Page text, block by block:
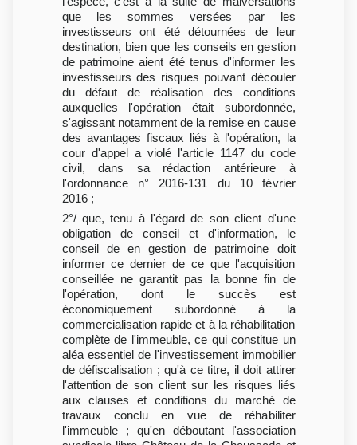
que les sommes versées par les
investisseurs ont été détournées de leur
destination, bien que les conseils en gestion
de patrimoine aient été tenus d'informer les
investisseurs des risques pouvant découler
du défaut de réalisation des conditions
auxquelles l'opération était subordonnée,
s'agissant notamment de la remise en cause
des avantages fiscaux liés à l'opération, la
cour d'appel a violé l'article 1147 du code
civil, dans sa rédaction antérieure à
l'ordonnance n° 2016-131 du 10 février
2016 ;
2°/ que, tenu à l'égard de son client d'une
obligation de conseil et d'information, le
conseil de en gestion de patrimoine doit
informer ce dernier de ce que l'acquisition
conseillée ne garantit pas la bonne fin de
l'opération, dont le succès est
économiquement subordonné à la
commercialisation rapide et à la réhabilitation
complète de l'immeuble, ce qui constitue un
aléa essentiel de l'investissement immobilier
de défiscalisation ; qu'à ce titre, il doit attirer
l'attention de son client sur les risques liés
aux clauses et conditions du marché de
travaux conclu en vue de réhabiliter
l'immeuble ; qu'en déboutant l'association